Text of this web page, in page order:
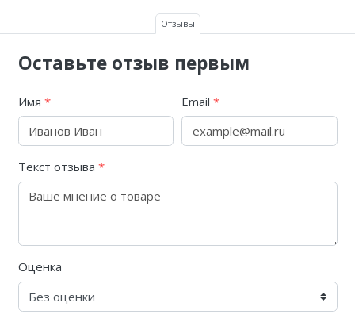
Отзывы
Оставьте отзыв первым
Имя * Email *
Текст отзыва *
Оценка